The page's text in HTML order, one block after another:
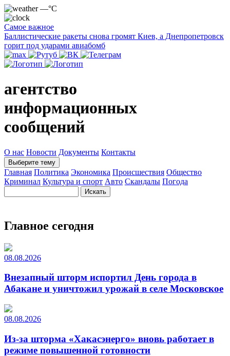
—°C
Самое важное
Баллистические ракеты снова громят Киев, а Днепропетровск
горит под ударами авиабомб
агентство
информационных
сообщений
О нас Новости Документы Контакты
Выберите тему
Главная Политика Экономика Происшествия Общество
Криминал Культура и спорт Авто Скандалы Погода
Главное сегодня
08.08.2026
Внезапный шторм испортил День города в
Абакане и уничтожил урожай в селе Московское
08.08.2026
Из-за шторма «Хакасэнерго» вновь работает в
режиме повышенной готовности